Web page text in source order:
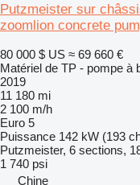
Putzmeister sur
zoomlion concrete
80 000 $ US ≈ 69 660 €
Matériel de TP - pompe à
2019
11 180 mi
2 100 m/h
Euro 5
Puissance 142 kW (193
Putzmeister, 6 sections,
1 740 psi
Chine